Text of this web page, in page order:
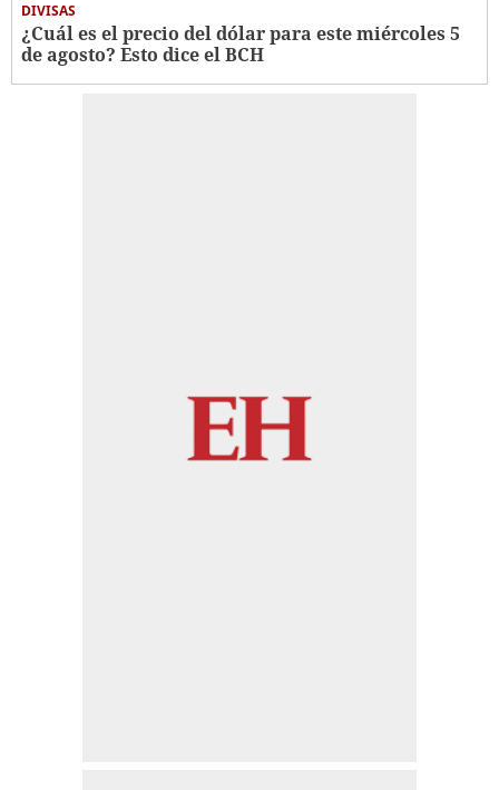
DIVISAS
¿Cuál es el precio del dólar para este miércoles 5
de agosto? Esto dice el BCH